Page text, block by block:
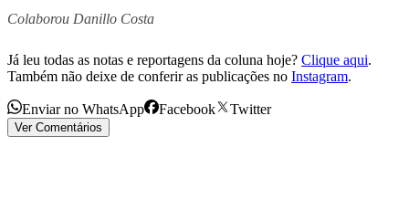
Colaborou Danillo Costa
Já leu todas as notas e reportagens da coluna hoje? Clique aqui.
Também não deixe de conferir as publicações no Instagram.
Enviar no WhatsApp Facebook Twitter
Ver Comentários